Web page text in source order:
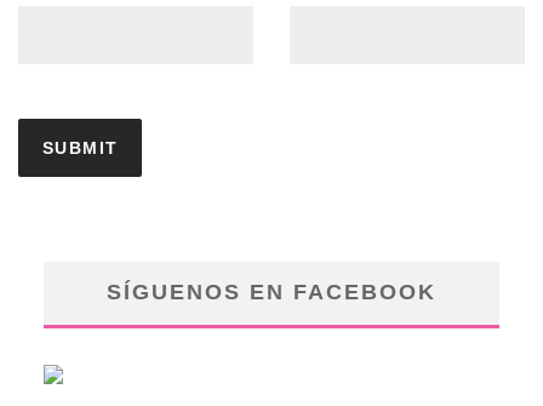
SÍGUENOS EN FACEBOOK